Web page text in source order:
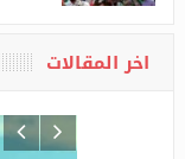
اخر المقالات